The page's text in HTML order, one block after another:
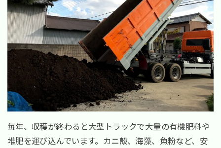
毎年、収穫が終わると大型トラックで大量の有機肥料や
堆肥を運び込んでいます。カニ殻、海藻、魚粉など、安